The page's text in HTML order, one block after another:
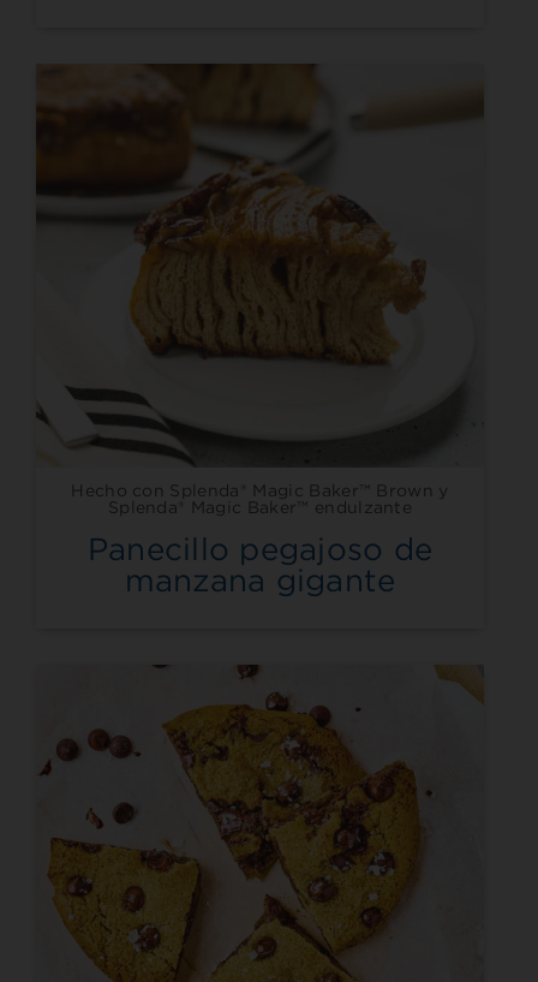
Hecho con Splenda® Magic Baker™ Brown y
Splenda® Magic Baker™ endulzante
Panecillo pegajoso de
manzana gigante